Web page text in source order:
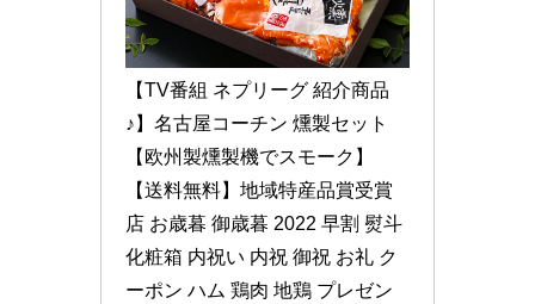
【TV番組 ネプリーグ 紹介商品
♪】名古屋コーチン 燻製セット
【欧州製燻製機でスモーク】
【送料無料】地域特産品賞受賞
店 お歳暮 御歳暮 2022 早割 熨斗
化粧箱 内祝い 内祝 御祝 お礼 ク
ーポン ハム 鶏肉 地鶏 プレゼン